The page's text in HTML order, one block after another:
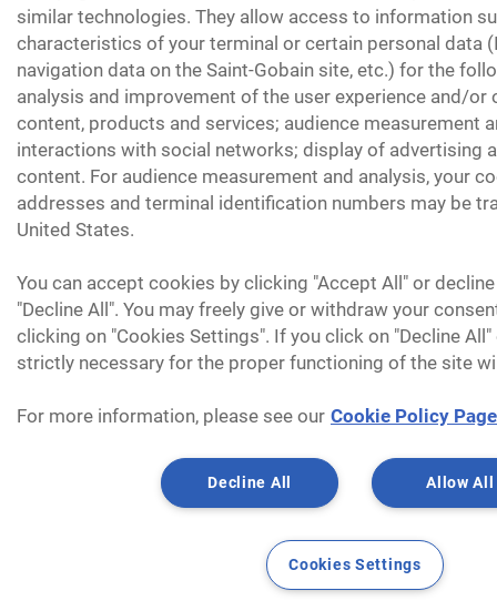
similar technologies. They allow access to information
characteristics of your terminal or certain personal data
navigation data on the Saint-Gobain site, etc.) for the
analysis and improvement of the user experience and/or
content, products and services; audience measurement
interactions with social networks; display of advertising
content. For audience measurement and analysis, your
addresses and terminal identification numbers may be
United States.
You can accept cookies by clicking "Accept All" or
"Decline All". You may freely give or withdraw your
clicking on "Cookies Settings". If you click on "Decline
strictly necessary for the proper functioning of the site
For more information, please see our Cookie Policy Page
Allow All
Decline All
Cookies Settings